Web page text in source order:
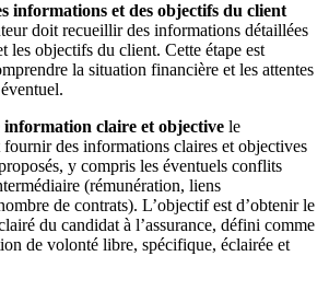
informations et des objectifs du client
doit recueillir des informations détaillées
les objectifs du client. Cette étape est
la situation financière et les attentes
claire et objective le
des informations claires et objectives
y compris les éventuels conflits
(rémunération, liens
de contrats). L’objectif est d’obtenir le
du candidat à l’assurance, défini comme
de volonté libre, spécifique, éclairée et